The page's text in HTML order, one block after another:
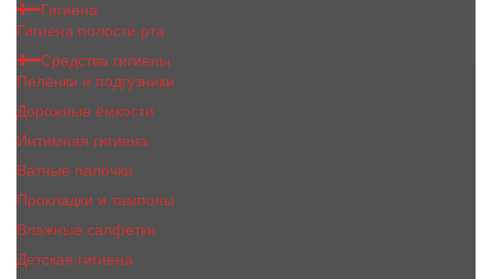
Гигиена
Гигиена полости рта
Средства гигиены
Пелёнки и подгузники
Дорожные ёмкости
Интимная гигиена
Ватные палочки
Прокладки и тампоны
Влажные салфетки
Детская гигиена